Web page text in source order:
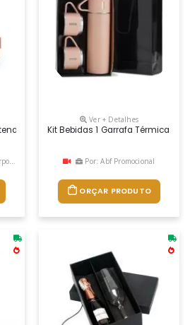
1 Gin & Tonic Tanqueray 275ml
Ver + Detalhes
Kit Bebidas 1 Garrafa Térmica E 3
Por: Abf Promocional
ORÇAR PRODUTO